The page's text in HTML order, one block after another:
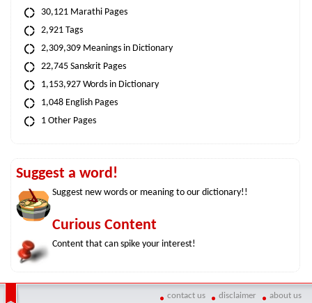
30,121 Marathi Pages
2,921 Tags
2,309,309 Meanings in Dictionary
22,745 Sanskrit Pages
1,153,927 Words in Dictionary
1,048 English Pages
1 Other Pages
Suggest a word!
Suggest new words or meaning to our dictionary!!
Curious Content
Content that can spike your interest!
contact us disclaimer about us